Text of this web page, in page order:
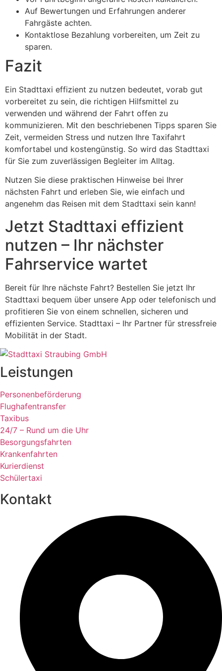
Auf Bewertungen und Erfahrungen anderer
Fahrgäste achten.
Kontaktlose Bezahlung vorbereiten, um Zeit zu
sparen.
Fazit
Ein Stadttaxi effizient zu nutzen bedeutet, vorab gut
vorbereitet zu sein, die richtigen Hilfsmittel zu
verwenden und während der Fahrt offen zu
kommunizieren. Mit den beschriebenen Tipps sparen Sie
Zeit, vermeiden Stress und nutzen Ihre Taxifahrt
komfortabel und kostengünstig. So wird das Stadttaxi
für Sie zum zuverlässigen Begleiter im Alltag.
Nutzen Sie diese praktischen Hinweise bei Ihrer
nächsten Fahrt und erleben Sie, wie einfach und
angenehm das Reisen mit dem Stadttaxi sein kann!
Jetzt Stadttaxi effizient
nutzen – Ihr nächster
Fahrservice wartet
Bereit für Ihre nächste Fahrt? Bestellen Sie jetzt Ihr
Stadttaxi bequem über unsere App oder telefonisch und
profitieren Sie von einem schnellen, sicheren und
effizienten Service. Stadttaxi – Ihr Partner für stressfreie
Mobilität in der Stadt.
Leistungen
Personenbeförderung
Flughafentransfer
Taxibus
24/7 – Rund um die Uhr
Besorgungsfahrten
Krankenfahrten
Kurierdienst
Schülertaxi
Kontakt